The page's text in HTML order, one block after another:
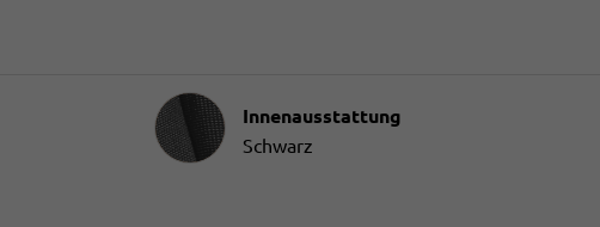
Innenausstattung
Innenausstattung
Schwarz